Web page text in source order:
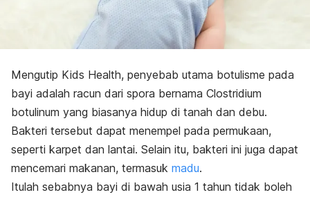
Mengutip Kids Health, penyebab utama botulisme pada
bayi adalah racun dari spora bernama Clostridium
botulinum yang biasanya hidup di tanah dan debu.
Bakteri tersebut dapat menempel pada permukaan,
seperti karpet dan lantai. Selain itu, bakteri ini juga dapat
mencemari makanan, termasuk madu.
Itulah sebabnya bayi di bawah usia 1 tahun tidak boleh